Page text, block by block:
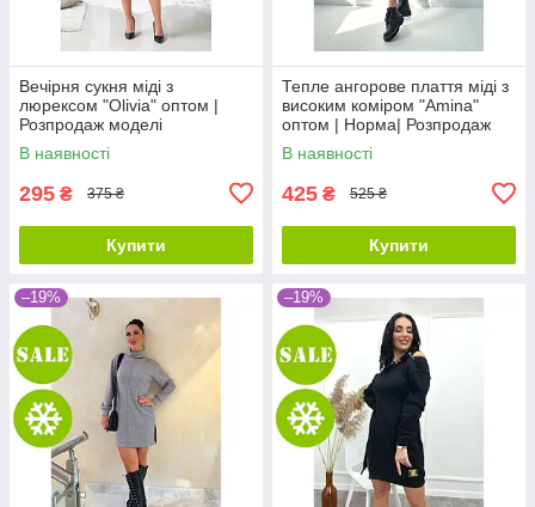
Вечірня сукня міді з
люрексом "Olivia" оптом |
Розпродаж моделі
В наявності
295 ₴ 375 ₴
Купити
Тепле ангорове плаття міді з
високим коміром "Amina"
оптом | Норма| Розпродаж
моделі
В наявності
425 ₴ 525 ₴
Купити
–19% –19%